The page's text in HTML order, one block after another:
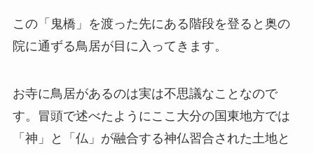
この「鬼橋」を渡った先にある階段を登ると奥の
院に通ずる鳥居が目に入ってきます。
お寺に鳥居があるのは実は不思議なことなので
す。冒頭で述べたようにここ大分の国東地方では
「神」と「仏」が融合する神仏習合された土地と